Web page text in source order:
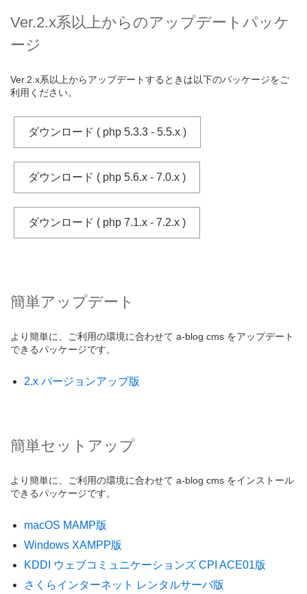
Ver.2.x系以上からのアップデートパッケ
ージ
Ver.2.x系以上からアップデートするときは以下のパッケージをご
利用ください。
ダウンロード ( php 5.3.3 - 5.5.x )
ダウンロード ( php 5.6.x - 7.0.x )
ダウンロード ( php 7.1.x - 7.2.x )
簡単アップデート
より簡単に、ご利用の環境に合わせて a-blog cms をアップデート
できるパッケージです。
2.x バージョンアップ版
簡単セットアップ
より簡単に、ご利用の環境に合わせて a-blog cms をインストール
できるパッケージです。
macOS MAMP版
Windows XAMPP版
KDDI ウェブコミュニケーションズ CPI ACE01版
さくらインターネット レンタルサーバ版